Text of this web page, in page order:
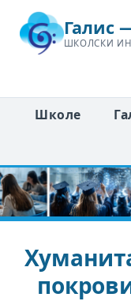
Галис
ШКОЛСКИ
Школе